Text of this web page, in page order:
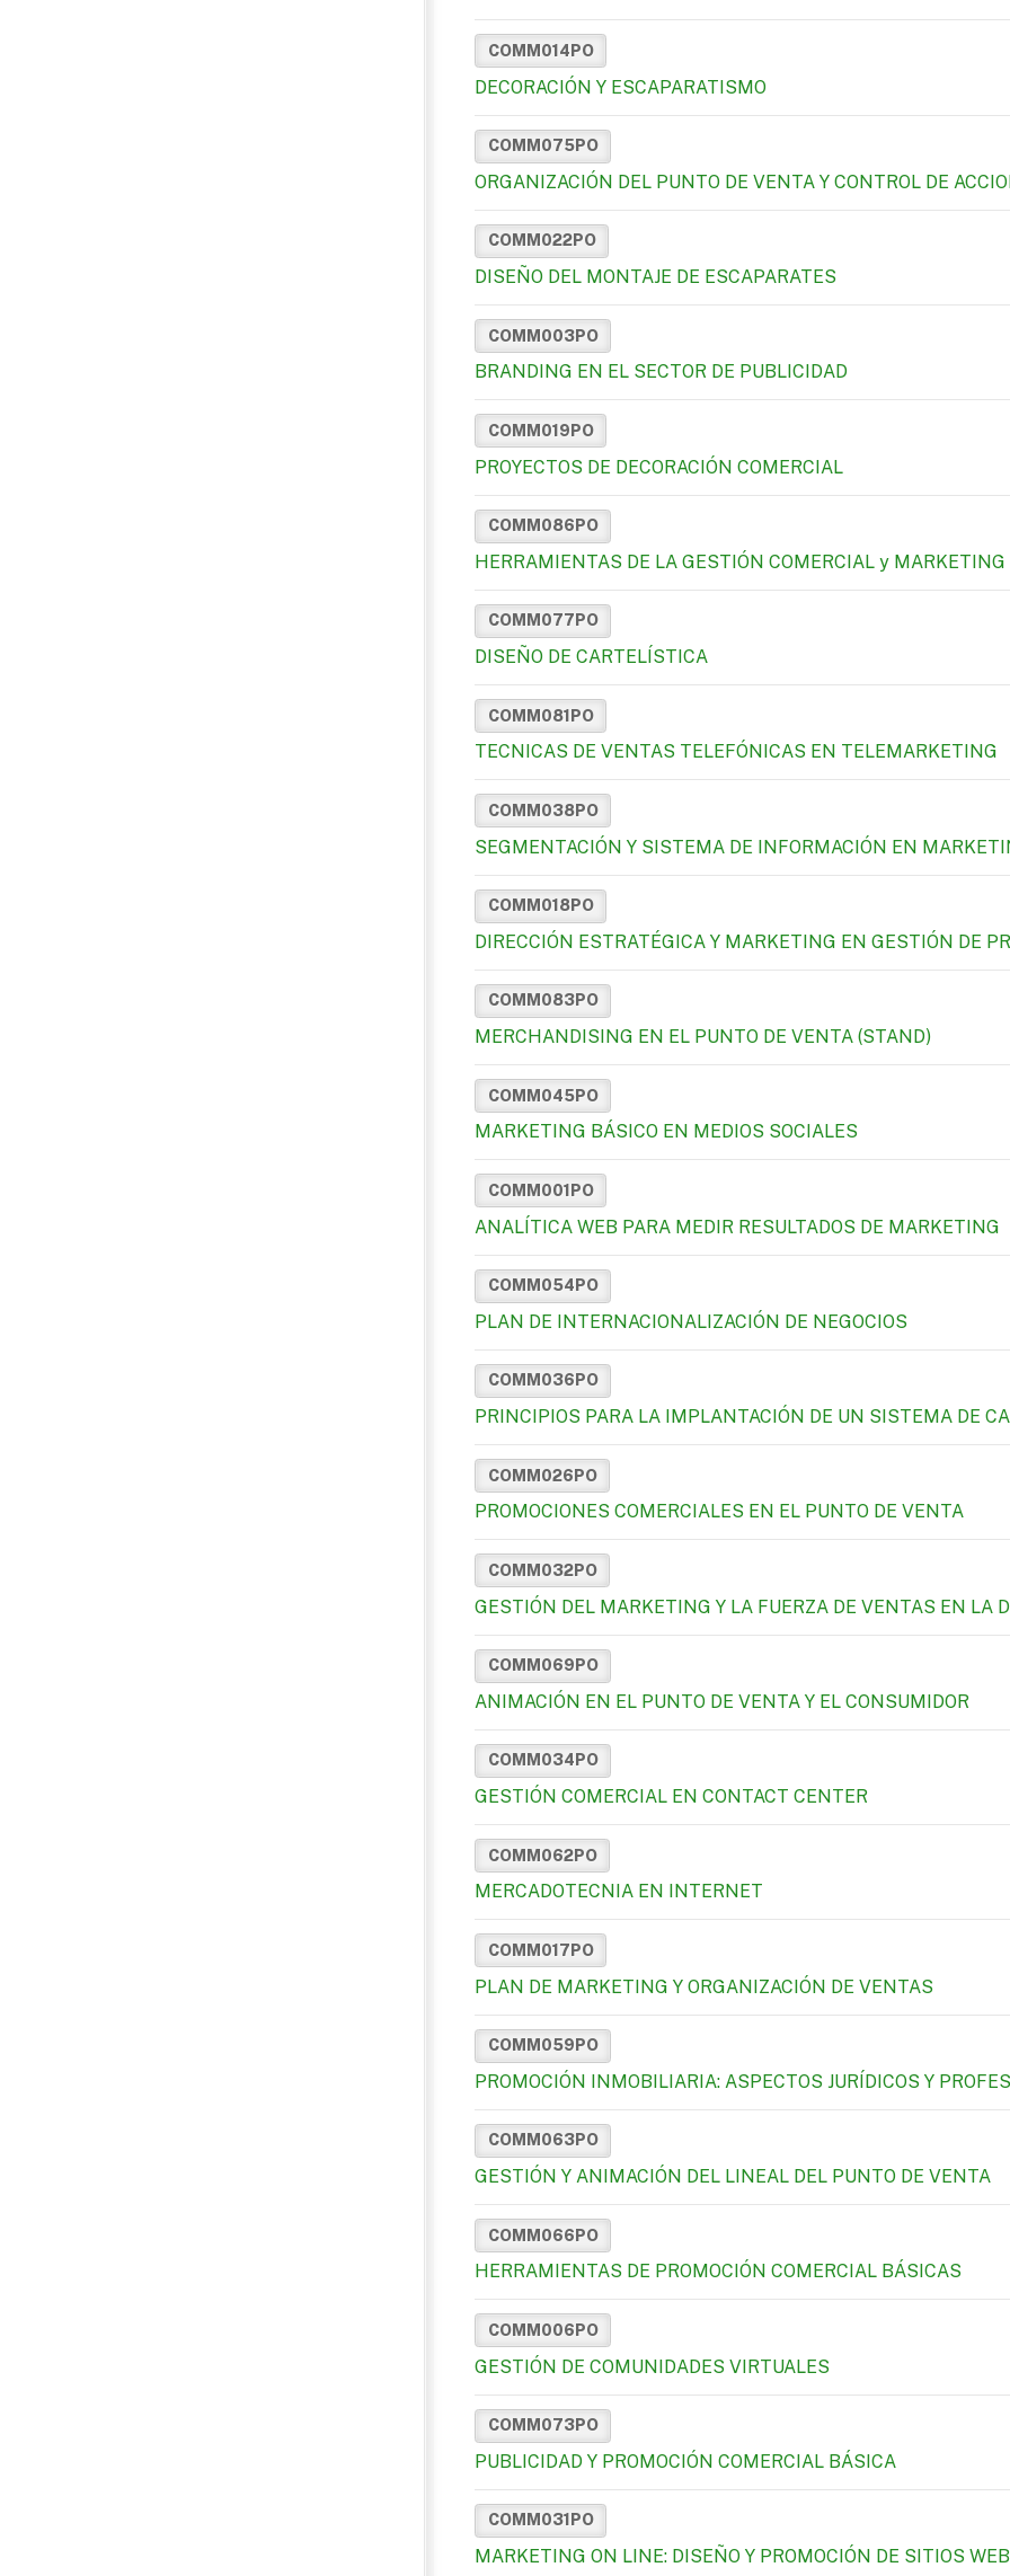
COMM014PO
DECORACIÓN Y ESCAPARATISMO
COMM075PO
ORGANIZACIÓN DEL PUNTO DE VENTA Y CONTROL DE
COMM022PO
DISEÑO DEL MONTAJE DE ESCAPARATES
COMM003PO
BRANDING EN EL SECTOR DE PUBLICIDAD
COMM019PO
PROYECTOS DE DECORACIÓN COMERCIAL
COMM086PO
HERRAMIENTAS DE LA GESTIÓN COMERCIAL y MARKETING
COMM077PO
DISEÑO DE CARTELÍSTICA
COMM081PO
TECNICAS DE VENTAS TELEFÓNICAS EN TELEMARKETING
COMM038PO
SEGMENTACIÓN Y SISTEMA DE INFORMACIÓN EN
COMM018PO
DIRECCIÓN ESTRATÉGICA Y MARKETING EN GESTIÓN DE
COMM083PO
MERCHANDISING EN EL PUNTO DE VENTA (STAND)
COMM045PO
MARKETING BÁSICO EN MEDIOS SOCIALES
COMM001PO
ANALÍTICA WEB PARA MEDIR RESULTADOS DE MARKETING
COMM054PO
PLAN DE INTERNACIONALIZACIÓN DE NEGOCIOS
COMM036PO
PRINCIPIOS PARA LA IMPLANTACIÓN DE UN SISTEMA DE
COMM026PO
PROMOCIONES COMERCIALES EN EL PUNTO DE VENTA
COMM032PO
GESTIÓN DEL MARKETING Y LA FUERZA DE VENTAS EN LA
COMM069PO
ANIMACIÓN EN EL PUNTO DE VENTA Y EL CONSUMIDOR
COMM034PO
GESTIÓN COMERCIAL EN CONTACT CENTER
COMM062PO
MERCADOTECNIA EN INTERNET
COMM017PO
PLAN DE MARKETING Y ORGANIZACIÓN DE VENTAS
COMM059PO
PROMOCIÓN INMOBILIARIA: ASPECTOS JURÍDICOS Y
COMM063PO
GESTIÓN Y ANIMACIÓN DEL LINEAL DEL PUNTO DE VENTA
COMM066PO
HERRAMIENTAS DE PROMOCIÓN COMERCIAL BÁSICAS
COMM006PO
GESTIÓN DE COMUNIDADES VIRTUALES
COMM073PO
PUBLICIDAD Y PROMOCIÓN COMERCIAL BÁSICA
COMM031PO
MARKETING ON LINE: DISEÑO Y PROMOCIÓN DE SITIOS WEB